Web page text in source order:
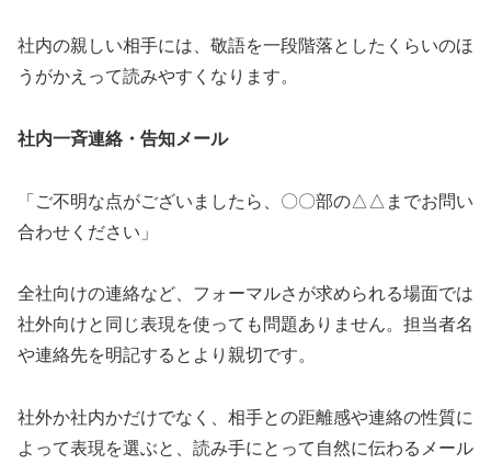
社内の親しい相手には、敬語を一段階落としたくらいのほ
うがかえって読みやすくなります。
社内一斉連絡・告知メール
「ご不明な点がございましたら、〇〇部の△△までお問い
合わせください」
全社向けの連絡など、フォーマルさが求められる場面では
社外向けと同じ表現を使っても問題ありません。担当者名
や連絡先を明記するとより親切です。
社外か社内かだけでなく、相手との距離感や連絡の性質に
よって表現を選ぶと、読み手にとって自然に伝わるメール